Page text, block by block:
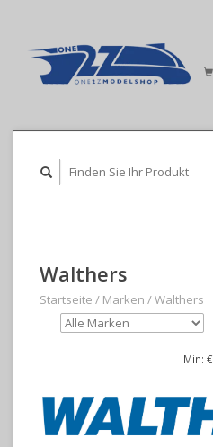
Walthers
Startseite / Marken /Walthers
Min: €